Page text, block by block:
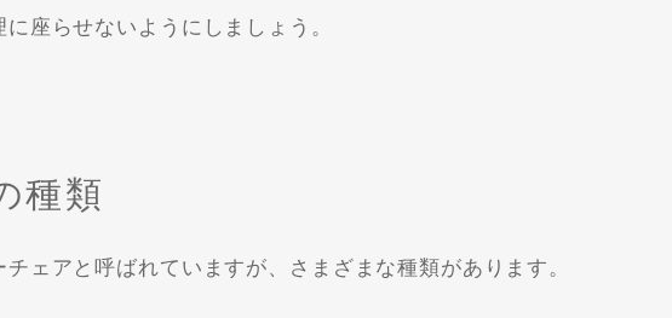
座らせないようにしましょう。
種類
ェアと呼ばれていますが、さまざまな種類があります。